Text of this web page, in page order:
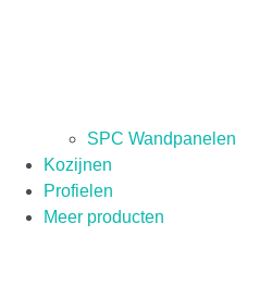
SPC Wandpanelen
Kozijnen
Profielen
Meer producten